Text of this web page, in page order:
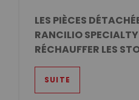
LES PIÈCES
RANCILIO
RÉCHAUFFER LES
SUITE